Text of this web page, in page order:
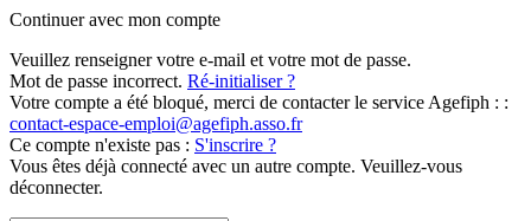
Continuer avec mon compte
Veuillez renseigner votre e-mail et votre mot de passe.
Mot de passe incorrect. Ré-initialiser ?
Votre compte a été bloqué, merci de contacter le service Agefiph : :
contact-espace-emploi@agefiph.asso.fr
Ce compte n'existe pas : S'inscrire ?
Vous êtes déjà connecté avec un autre compte. Veuillez-vous
déconnecter.